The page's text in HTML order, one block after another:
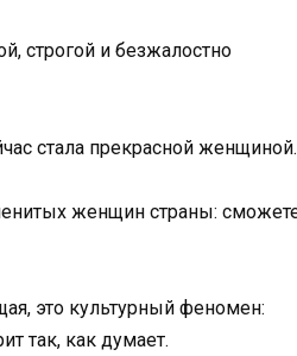
строгой и безжалостно
стала прекрасной женщиной.
это культурный феномен:
так, как думает.